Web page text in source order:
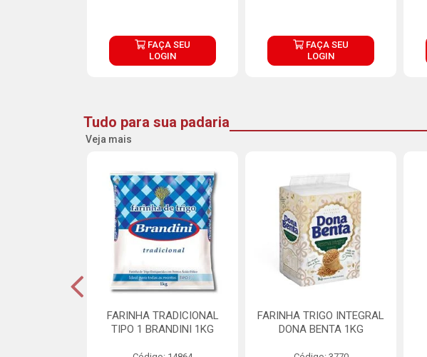
FAÇA SEU
LOGIN
FAÇA SEU
LOGIN
Tudo para sua padaria
Veja mais
FARINHA TRADICIONAL
TIPO 1 BRANDINI 1KG
FARINHA TRIGO INTEGRAL
DONA BENTA 1KG